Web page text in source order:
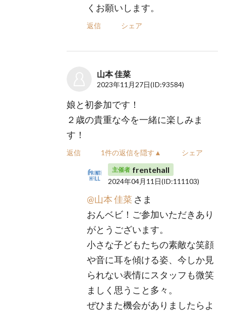
くお願いします。
返信 シェア
山本 佳菜
2023年11月27日(ID:93584)
娘と初参加です！
２歳の貴重な今を一緒に楽しみま
す！
返信 1件の返信を隠す▲ シェア
主催者 frentehall
2024年04月11日(ID:111103)
@山本 佳菜 さま
おんベビ！ご参加いただきあり
がとうございます。
小さな子どもたちの素敵な笑顔
や音に耳を傾ける姿、今しか見
られない表情にスタッフも微笑
ましく思うこと多々。
ぜひまた機会がありましたらよ